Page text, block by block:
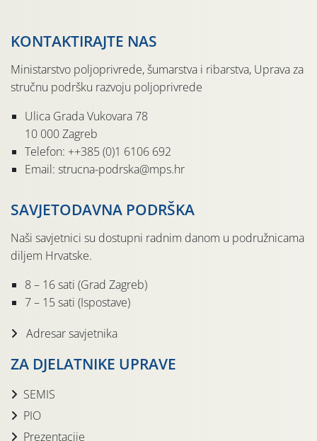
KONTAKTIRAJTE NAS
Ministarstvo poljoprivrede, šumarstva i ribarstva, Uprava za
stručnu podršku razvoju poljoprivrede
Ulica Grada Vukovara 78
10 000 Zagreb
Telefon: ++385 (0)1 6106 692
Email: strucna-podrska@mps.hr
SAVJETODAVNA PODRŠKA
Naši savjetnici su dostupni radnim danom u podružnicama
diljem Hrvatske.
8 – 16 sati (Grad Zagreb)
7 – 15 sati (Ispostave)
Adresar savjetnika
ZA DJELATNIKE UPRAVE
SEMIS
PIO
Prezentacije